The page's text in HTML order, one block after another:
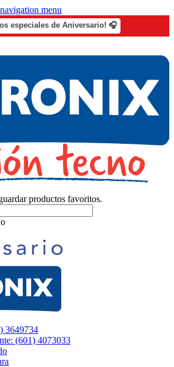
menu
especiales de Aniversario! 🎧
productos favoritos.
3649734
(601) 4073033